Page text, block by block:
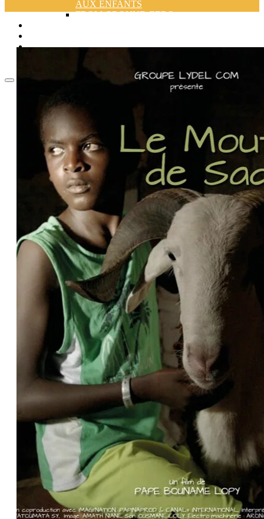
AUX ENFANTS
FROM GROUND ZERO +
ACTUALITÉS
FIFEJ
PALMARÈS (2026)
FIFEJ 2026
JURYS
FILMS
PROGRAMME
FILM D’OUVERTURE
C.O. DES LONGS MÉTRAGES
DE FICTION
C.O. DES LONGS MÉTRAGES
DOCUMENTAIRES
C.O. DES COURTS-
MÉTRAGES
C.O. FILMS POUR LA
JEUNESSE
PROJECTIONS SPÉCIALES
PROJECTIONS DESTINÉES
AUX ENFANTS
FROM GROUND ZERO +
LES ATELIERS
CONFÉRENCES
ACTUALITÉS
CONTACT